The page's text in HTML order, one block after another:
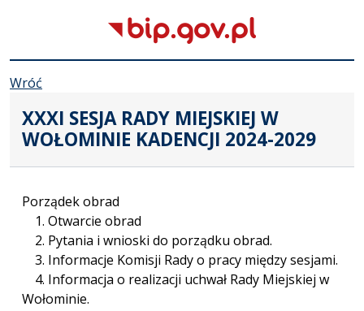
Wróć
XXXI SESJA RADY MIEJSKIEJ W
WOŁOMINIE KADENCJI 2024-2029
Porządek obrad
1. Otwarcie obrad
2. Pytania i wnioski do porządku obrad.
3. Informacje Komisji Rady o pracy między sesjami.
4. Informacja o realizacji uchwał Rady Miejskiej w
Wołominie.